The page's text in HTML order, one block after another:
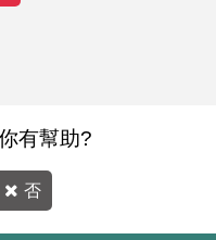
有幫助?
否